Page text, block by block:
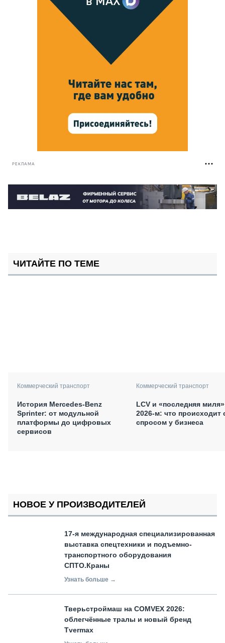
РЕКЛАМА
ЧИТАЙТЕ ПО ТЕМЕ
Коммерческий транспорт
История Mercedes-Benz
Sprinter: от модульной
платформы до цифровых
сервисов
Коммерческий транспорт
LCV и «последняя
2026-м: что происходит
спросом у бизнеса
НОВОЕ У ПРОИЗВОДИТЕЛЕЙ
17-я международная специализированная
выставка спецтехники и подъемно-
транспортного оборудования
СПТО.Краны
Узнать больше →
Тверьстроймаш на COMVEX 2026:
облегчённые тралы и новый бренд
Tvermax